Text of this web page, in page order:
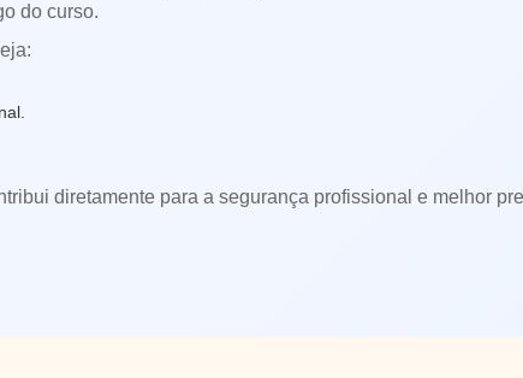
do curso.
diretamente para a segurança profissional e melhor